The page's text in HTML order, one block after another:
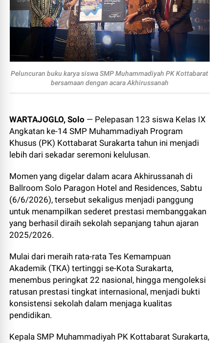
Peluncuran buku karya siswa SMP Muhammadiyah PK Kottabarat
bersamaan dengan acara Akhirussanah
WARTAJOGLO, Solo — Pelepasan 123 siswa Kelas IX
Angkatan ke-14 SMP Muhammadiyah Program
Khusus (PK) Kottabarat Surakarta tahun ini menjadi
lebih dari sekadar seremoni kelulusan.
Momen yang digelar dalam acara Akhirussanah di
Ballroom Solo Paragon Hotel and Residences, Sabtu
(6/6/2026), tersebut sekaligus menjadi panggung
untuk menampilkan sederet prestasi membanggakan
yang berhasil diraih sekolah sepanjang tahun ajaran
2025/2026.
Mulai dari meraih rata-rata Tes Kemampuan
Akademik (TKA) tertinggi se-Kota Surakarta,
menembus peringkat 22 nasional, hingga mengoleksi
ratusan prestasi tingkat internasional, menjadi bukti
konsistensi sekolah dalam menjaga kualitas
pendidikan.
Kepala SMP Muhammadiyah PK Kottabarat Surakarta,